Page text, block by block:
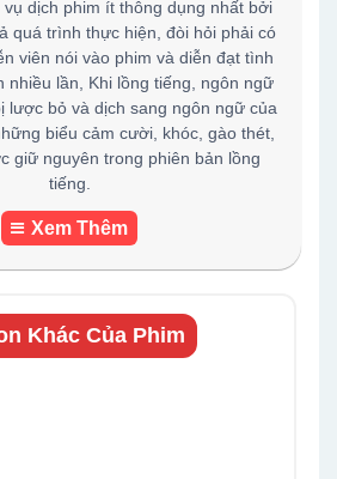
vụ dịch phim ít thông dụng nhất bởi
quá trình thực hiện, đòi hỏi phải có
viên nói vào phim và diễn đạt tình
nhiều lần, Khi lồng tiếng, ngôn ngữ
lược bỏ và dịch sang ngôn ngữ của
biểu cảm cười, khóc, gào thét,
giữ nguyên trong phiên bản lồng
tiếng.
Xem Thêm
Khác Của Phim